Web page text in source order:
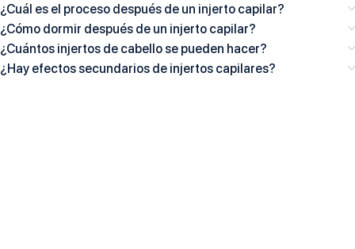
¿Cuál es el proceso después de un injerto capilar?
¿Cómo dormir después de un injerto capilar?
¿Cuántos injertos de cabello se pueden hacer?
¿Hay efectos secundarios de injertos capilares?